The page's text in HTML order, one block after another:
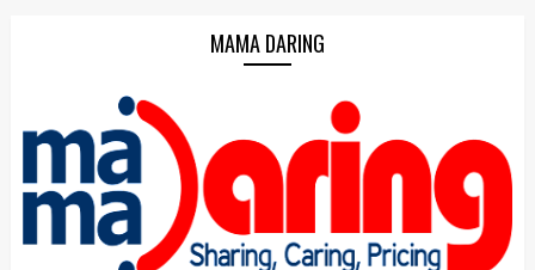
MAMA DARING